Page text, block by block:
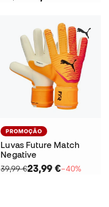
PROMOÇÃO
Luvas Future Match
Negative
39,99 €23,99 €−40%